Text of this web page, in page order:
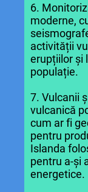
6.
moderne,
activității
erupțiilor și
populație.
7. Vulcanii
vulcanică
cum ar fi
pentru
Islanda
pentru a-și
energetice.